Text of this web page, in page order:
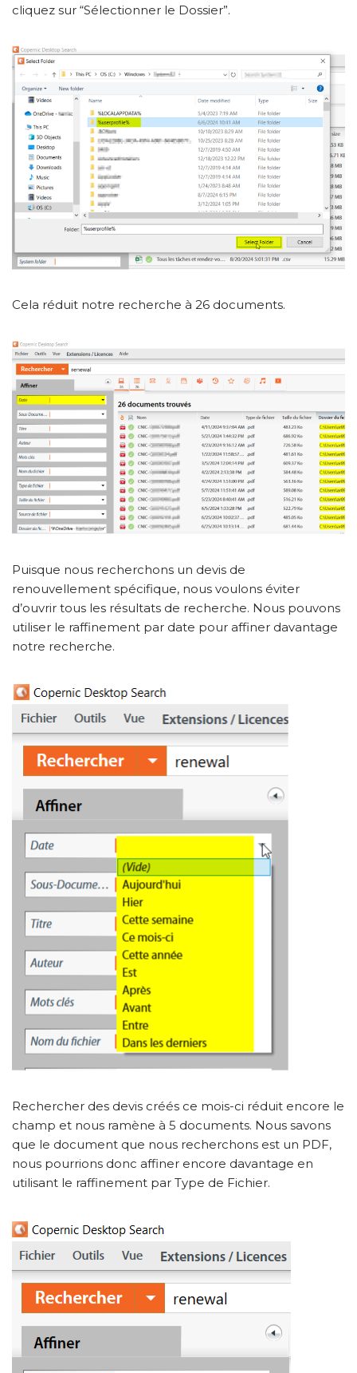
cliquez sur “Sélectionner le Dossier”.
Cela réduit notre recherche à 26 documents.
Puisque nous recherchons un devis de
renouvellement spécifique, nous voulons éviter
d’ouvrir tous les résultats de recherche. Nous pouvons
utiliser le raffinement par date pour affiner davantage
notre recherche.
Rechercher des devis créés ce mois-ci réduit encore le
champ et nous ramène à 5 documents. Nous savons
que le document que nous recherchons est un PDF,
nous pourrions donc affiner encore davantage en
utilisant le raffinement par Type de Fichier.